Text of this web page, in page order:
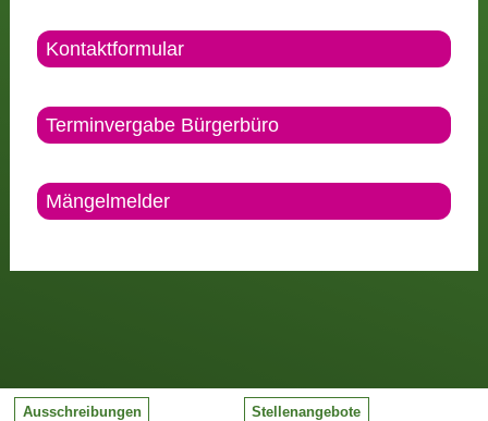
Kontaktformular
Terminvergabe Bürgerbüro
Mängelmelder
Ausschreibungen Stellenangebote